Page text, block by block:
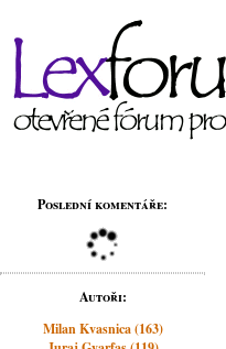
Poslední komentáře:
Autoři:
Milan Kvasnica (163)